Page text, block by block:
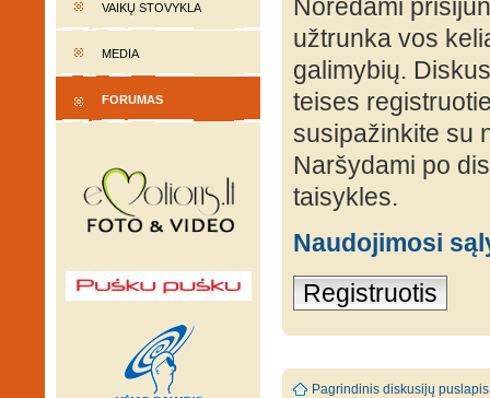
VAIKŲ STOVYKLA
MEDIA
FORUMAS
Norėdami
užtrunka vos
galimybių.
teises
susipažinkite su
Naršydami po
taisykles.
Naudojimosi
Registruotis
Pagrindinis diskusijų puslapis